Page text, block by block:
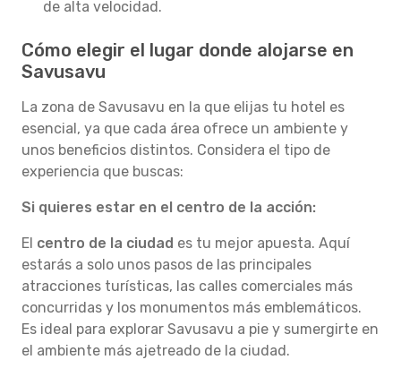
de alta velocidad.
Cómo elegir el lugar donde alojarse en
Savusavu
La zona de Savusavu en la que elijas tu hotel es
esencial, ya que cada área ofrece un ambiente y
unos beneficios distintos. Considera el tipo de
experiencia que buscas:
Si quieres estar en el centro de la acción:
El centro de la ciudad es tu mejor apuesta. Aquí
estarás a solo unos pasos de las principales
atracciones turísticas, las calles comerciales más
concurridas y los monumentos más emblemáticos.
Es ideal para explorar Savusavu a pie y sumergirte en
el ambiente más ajetreado de la ciudad.